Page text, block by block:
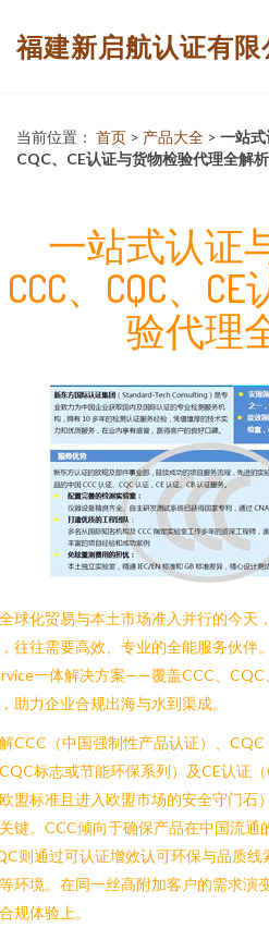
福建新启航认证有限
当前位置： 首页 > 产品大全 > 一站式
CQC、CE认证与货物检验代理全解析
一站式认证
CCC、CQC、
验代理
球化贸易与本土市场准入并行的今天
往往需要高效、专业的全能服务伙伴
一体解决方案——覆盖CCC、CQC
助力企业合规出海与水到渠成。
CCC（中国强制性产品认证）、
标志或节能环保系列）及CE认证
盟标准且进入欧盟市场的安全守门石
键。CCC倾向于确保产品在中国流
则通过可认证增效认可环保与品质
环境。在同一丝高附加客户的需求演
规体验上。